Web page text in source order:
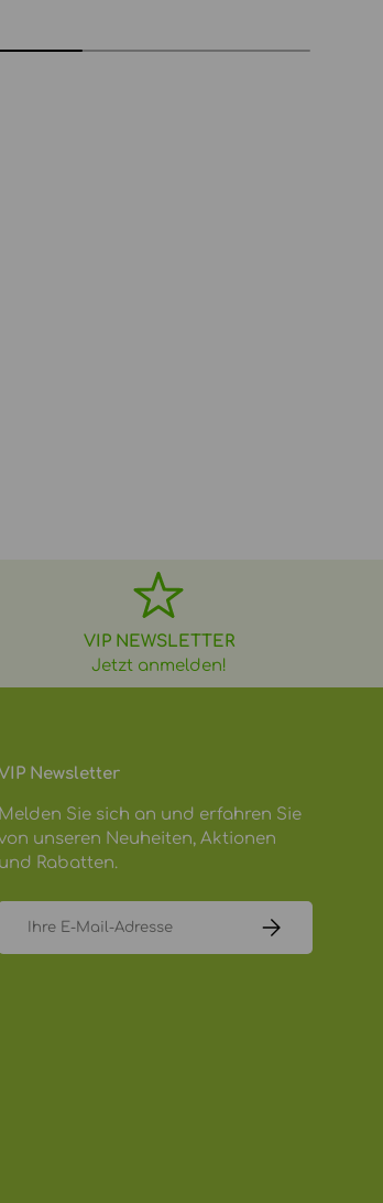
VIP NEWSLETTER
Jetzt anmelden!
Newsletter
Melden Sie sich an und erfahren Sie
unseren Neuheiten, Aktionen
und Rabatten.
ABONNIEREN